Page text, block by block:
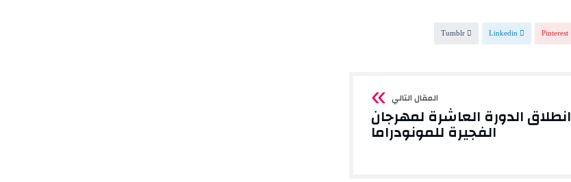
Pinterest
Linkedin
Tumblr
انطلاق الدورة العاشرة لمهرجان
الفجيرة للمونودراما